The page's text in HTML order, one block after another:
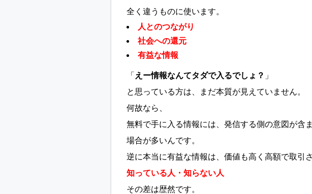
全く違うものに使います。
人とのつながり
社会への還元
有益な情報
「 えー情報なんてタダで入るでしょ？ 」
と思っている方は、まだ本質が見えていません。
何故なら、
無料で手に入る情報には、発信する側の意図が含
場合が多いんです。
逆に本当に有益な情報は、価値も高く高額で取引
知っている人・知らない人
その差は歴然です。